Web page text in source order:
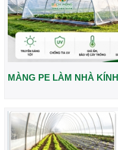
MÀNG PE LÀM NHÀ KÍNH